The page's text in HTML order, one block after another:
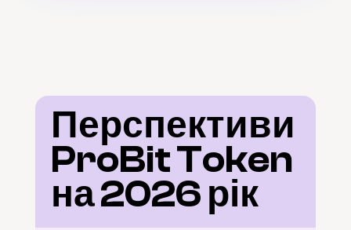
Перспективи
ProBit Token
на 2026 рік